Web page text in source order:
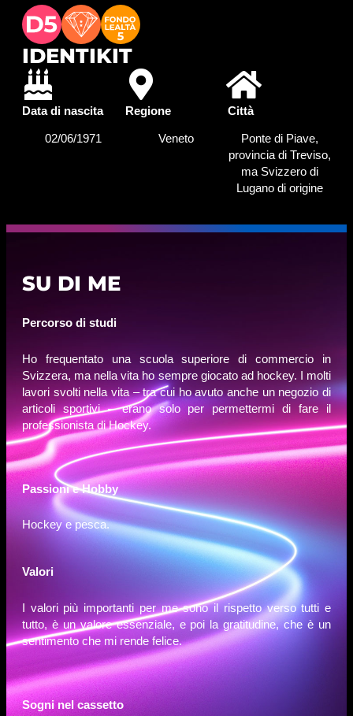
IDENTIKIT
Data di nascita
02/06/1971
Regione
Veneto
Città
Ponte di Piave,
provincia di Treviso,
ma Svizzero di
Lugano di origine
SU DI ME
Percorso di studi
Ho frequentato una scuola superiore di commercio in
Svizzera, ma nella vita ho sempre giocato ad hockey. I molti
lavori svolti nella vita – tra cui ho avuto anche un negozio di
articoli sportivi – erano solo per permettermi di fare il
professionista di Hockey.
Passioni e Hobby
Hockey e pesca.
Valori
I valori più importanti per me sono il rispetto verso tutti e
tutto, è un valore essenziale, e poi la gratitudine, che è un
sentimento che mi rende felice.
Sogni nel cassetto